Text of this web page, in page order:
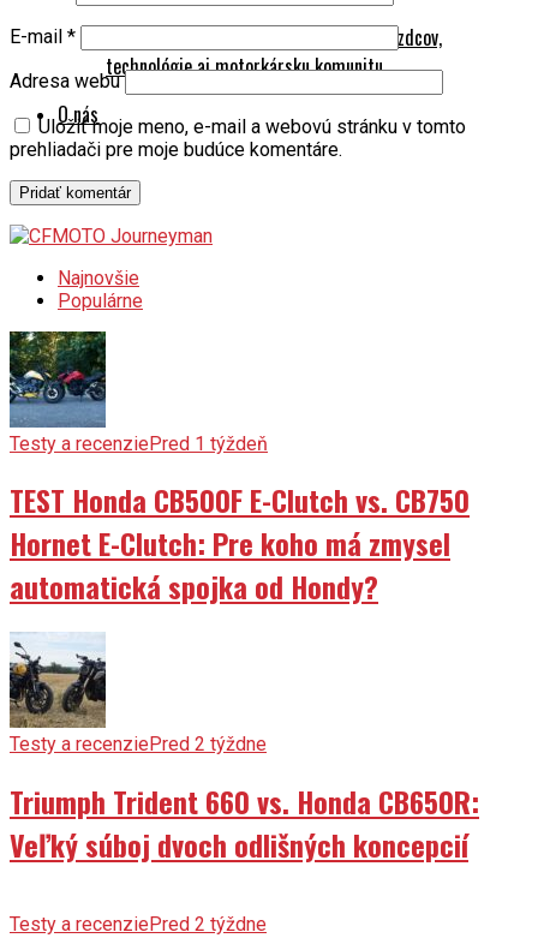
Motocykel 2026 rastie: výstava spája jazdcov,
technológie aj motorkársku komunitu
O nás
E-mail *
Adresa webu
Uložiť moje meno, e-mail a webovú stránku v tomto
prehliadači pre moje budúce komentáre.
Najnovšie
Populárne
Testy a recenziePred 1 týždeň
TEST Honda CB500F E-Clutch vs. CB750
Hornet E-Clutch: Pre koho má zmysel
automatická spojka od Hondy?
Testy a recenziePred 2 týždne
Triumph Trident 660 vs. Honda CB650R:
Veľký súboj dvoch odlišných koncepcií
Testy a recenziePred 2 týždne